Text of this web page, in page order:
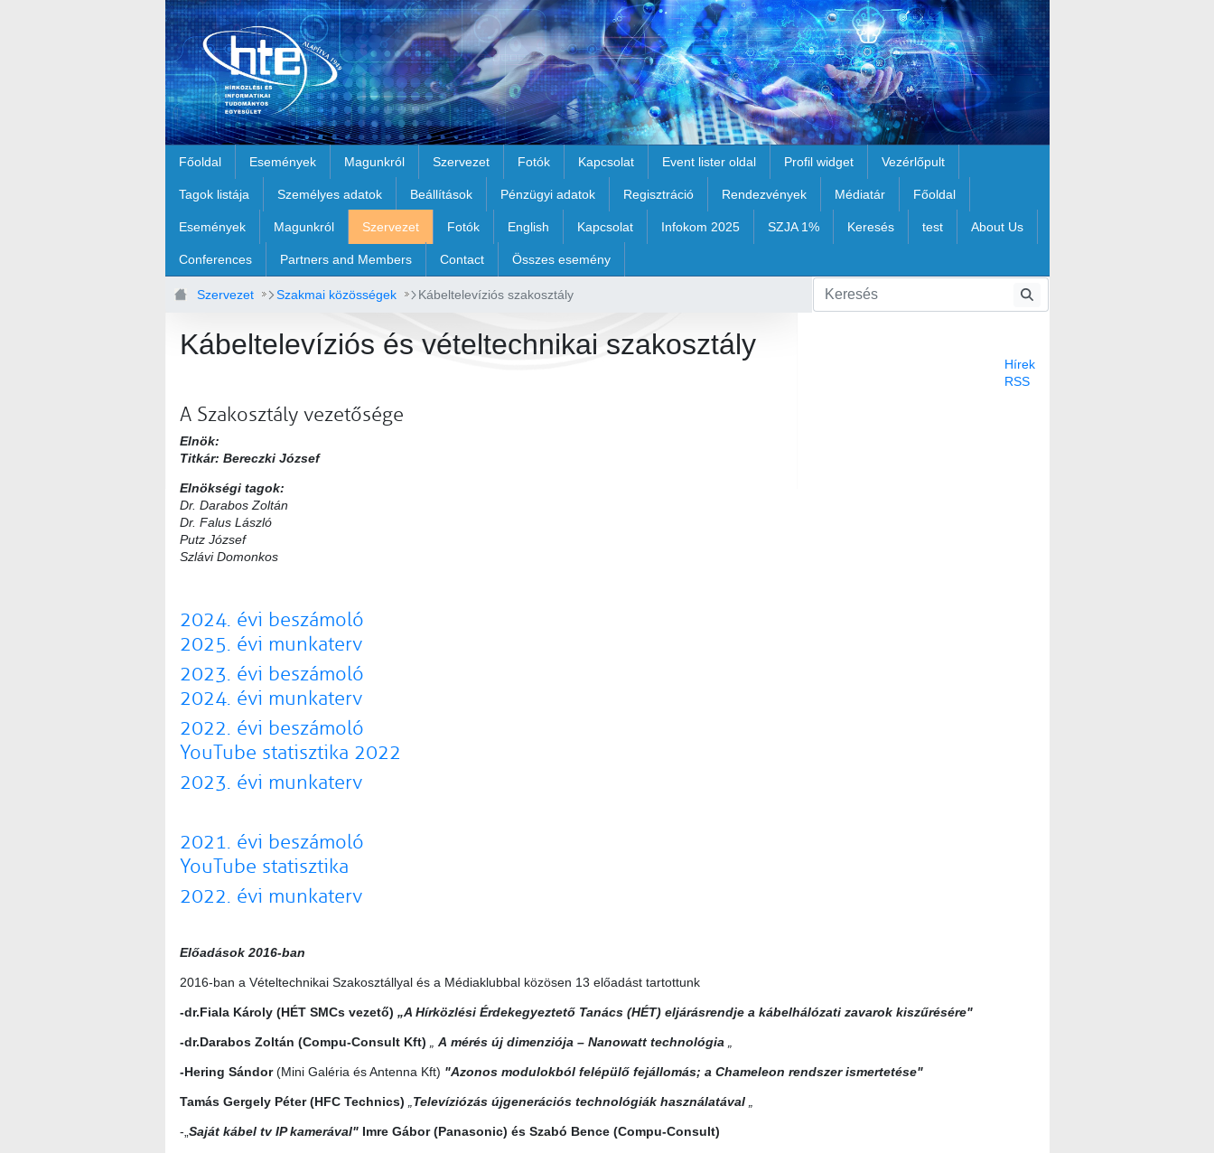
Főoldal Események Magunkról Szervezet Fotók Kapcsolat Event lister oldal Profil widget Vezérlőpult
Tagok listája Személyes adatok Beállítások Pénzügyi adatok Regisztráció Rendezvények Médiatár Főoldal
Események Magunkról Szervezet Fotók English Kapcsolat Infokom 2025 SZJA 1% Keresés test About Us
Conferences Partners and Members Contact Összes esemény
Szervezet Szakmai közösségek Kábeltelevíziós szakosztály
Kábeltelevíziós és vételtechnikai szakosztály
A Szakosztály vezetősége
Elnök:
Titkár: Bereczki József
Elnökségi tagok:
Dr. Darabos Zoltán
Dr. Falus László
Putz József
Szlávi Domonkos
2024. évi beszámoló
2025. évi munkaterv
2023. évi beszámoló
2024. évi munkaterv
2022. évi beszámoló
YouTube statisztika 2022
2023. évi munkaterv
2021. évi beszámoló
YouTube statisztika
2022. évi munkaterv
Előadások 2016-ban
2016-ban a Vételtechnikai Szakosztállyal és a Médiaklubbal közösen 13 előadást tartottunk
-dr.Fiala Károly (HÉT SMCs vezető) „A Hírközlési Érdekegyeztető Tanács (HÉT) eljárásrendje a kábelhálózati zavarok kiszűrésére"
-dr.Darabos Zoltán (Compu-Consult Kft) „ A mérés új dimenziója – Nanowatt technológia„
-Hering Sándor(Mini Galéria és Antenna Kft) "Azonos modulokból felépülő fejállomás; a Chameleon rendszer ismertetése"
Tamás Gergely Péter (HFC Technics) „Televíziózás újgenerációs technológiák használatával„
-„Saját kábel tv IP kamerával"Imre Gábor (Panasonic) és Szabó Bence (Compu-Consult)
Hírek
RSS